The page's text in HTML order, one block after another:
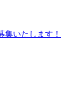
集いたします！